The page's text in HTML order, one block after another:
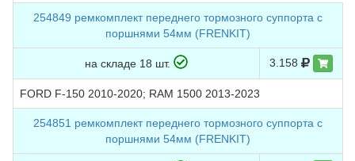
254849 ремкомплект переднего тормозного суппорта с
поршнями 54мм (FRENKIT)
на складе 18 шт. 3.158
FORD F-150 2010-2020; RAM 1500 2013-2023
254851 ремкомплект переднего тормозного суппорта с
поршнями 54мм (FRENKIT)